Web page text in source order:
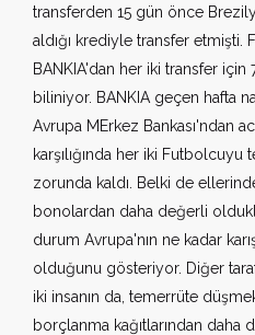
transferden 15 gün önce
aldığı krediyle transfer etmişti.
BANKIA'dan her iki transfer için
biliniyor. BANKIA geçen hafta
Avrupa MErkez Bankası'ndan
karşılığında her iki
zorunda kaldı. Belki de
bonolardan daha değerli
durum Avrupa'nın ne kadar
olduğunu gösteriyor. Diğer
iki insanın da, temerrüte
borçlanma kağıtlarından daha